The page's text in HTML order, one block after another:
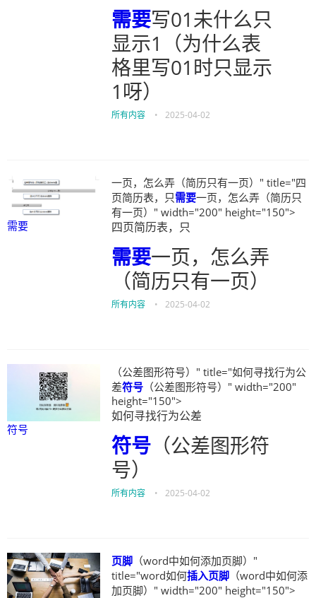
需要写01未什么只
显示1（为什么表
格里写01时只显示
1呀）
所有内容 • 2025-04-02
需要
一页，怎么弄（简历只有一页）" title="四
页简历表，只需要一页，怎么弄（简历只
有一页）" width="200" height="150">
四页简历表，只
需要一页，怎么弄
（简历只有一页）
所有内容 • 2025-04-02
符号
（公差图形符号）" title="如何寻找行为公
差符号 （公差图形符号）" width="200"
height="150">
如何寻找行为公差
符号 （公差图形符
号）
所有内容 • 2025-04-02
页脚 （word中如何添加页脚）"
title="word如何插入页脚 （word中如何添
加页脚）" width="200" height="150">